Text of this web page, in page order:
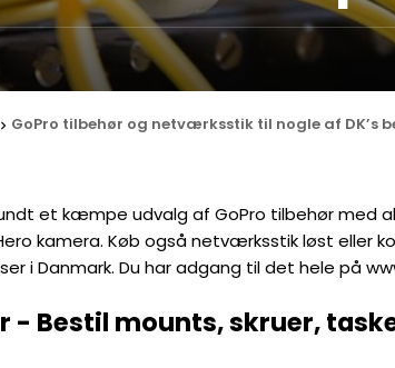
 GoPro tilbehør og netværksstik til nogle af DK’s
et kæmpe udvalg af GoPro tilbehør med
kamera. Køb også netværksstik løst eller
i Danmark. Du har adgang til det hele på
- Bestil mounts, skruer,